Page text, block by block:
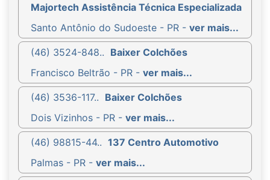
Majortech Assistência Técnica Especializada
Santo Antônio do Sudoeste - PR - ver mais...
(46) 3524-848.. Baixer Colchões
Francisco Beltrão - PR - ver mais...
(46) 3536-117.. Baixer Colchões
Dois Vizinhos - PR - ver mais...
(46) 98815-44.. 137 Centro Automotivo
Palmas - PR - ver mais...